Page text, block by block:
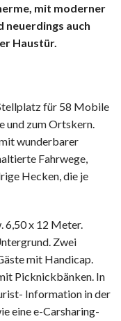
mit moderner
neuerdings auch
Haustür.
für 58 Mobile
und zum Ortskern.
wunderbarer
Fahrwege,
Hecken, die je
6,50 x 12 Meter.
Zwei
mit Handicap.
Picknickbänken. In
Information in der
eine e-Carsharing-